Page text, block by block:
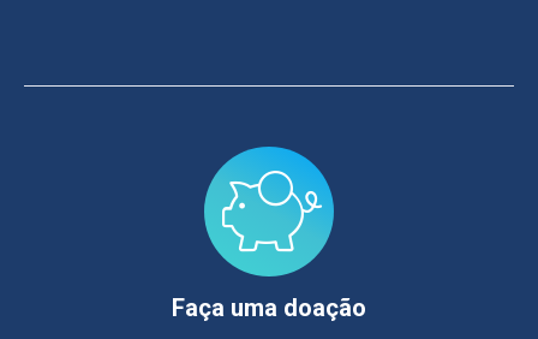
Faça uma doação